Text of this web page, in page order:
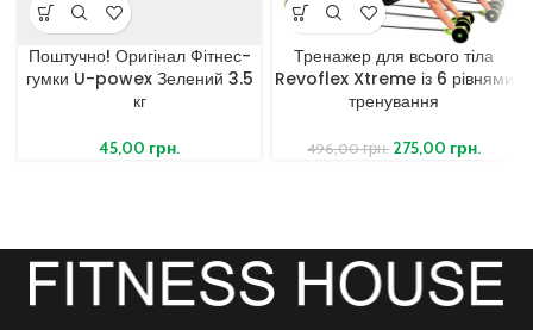
Поштучно! Оригінал Фітнес-
гумки U-powex Зелений 3.5
кг
45,00 грн.
Тренажер для всього тіла
Revoflex Xtreme із 6 рівнями
тренування
496,00грн. 275,00 грн.